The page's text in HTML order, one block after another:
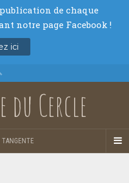
du Cercle
TANGENTE